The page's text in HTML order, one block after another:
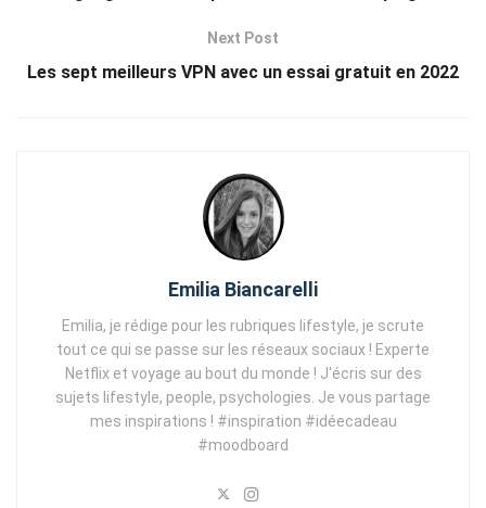
Next Post
Les sept meilleurs VPN avec un essai gratuit en 2022
Emilia Biancarelli
Emilia, je rédige pour les rubriques lifestyle, je scrute
tout ce qui se passe sur les réseaux sociaux ! Experte
Netflix et voyage au bout du monde ! J'écris sur des
sujets lifestyle, people, psychologies. Je vous partage
mes inspirations ! #inspiration #idéecadeau
#moodboard